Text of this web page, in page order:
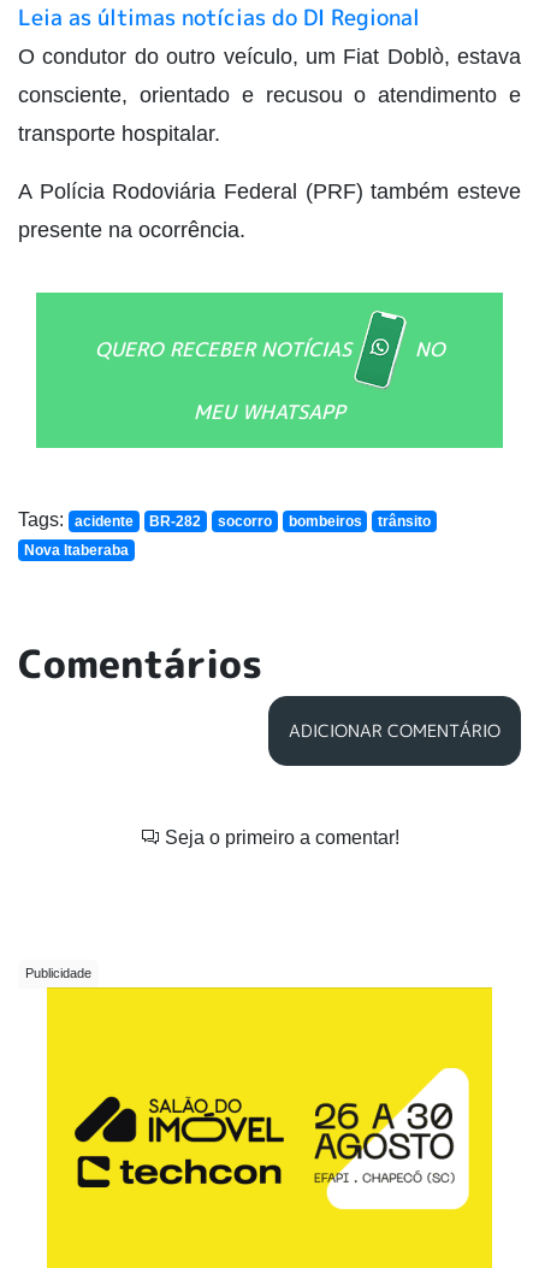
Leia as últimas notícias do DI Regional
O condutor do outro veículo, um Fiat Doblò, estava
consciente, orientado e recusou o atendimento e
transporte hospitalar.
A Polícia Rodoviária Federal (PRF) também esteve
presente na ocorrência.
QUERO RECEBER NOTÍCIAS NO
MEU WHATSAPP
Tags: acidente BR-282 socorro bombeiros
trânsito
Nova Itaberaba
Comentários
ADICIONAR COMENTÁRIO
Seja o primeiro a comentar!